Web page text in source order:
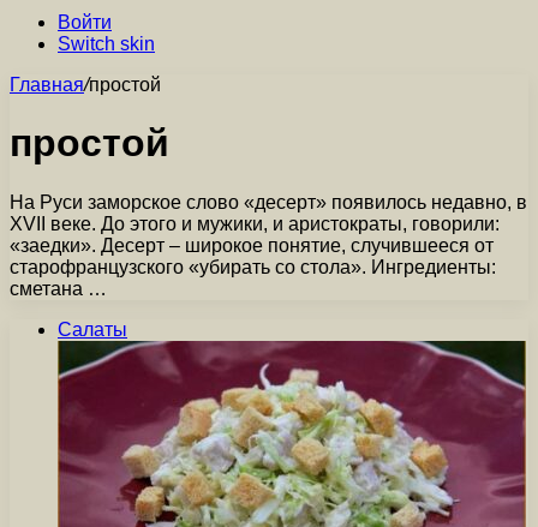
Войти
Switch skin
Главная/простой
простой
На Руси заморское слово «десерт» появилось недавно, в
XVII веке. До этого и мужики, и аристократы, говорили:
«заедки». Десерт – широкое понятие, случившееся от
старофранцузского «убирать со стола». Ингредиенты:
сметана …
Салаты